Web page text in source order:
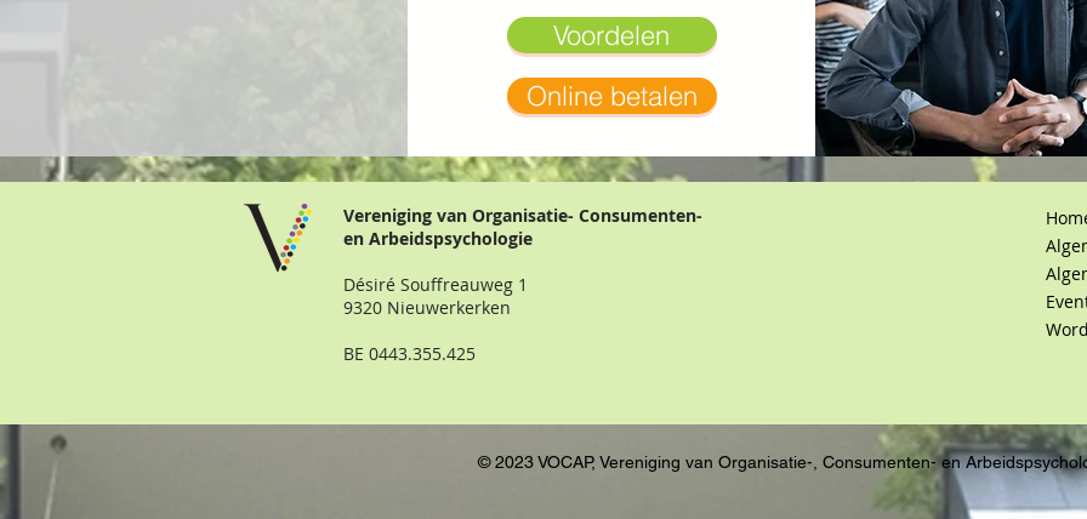
Voordelen
Online betalen
Vereniging van Organisatie- Consumenten-
en Arbeidspsychologie
Désiré Souffreauweg 1
9320 Nieuwerkerken
BE 0443.355.425
© 2023 VOCAP, Vereniging van Organisatie-, Consumenten- en